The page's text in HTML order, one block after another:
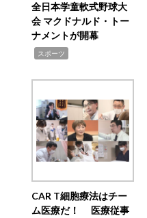
全日本学童軟式野球大
会 マクドナルド・トー
ナメントが開幕
スポーツ
CAR T細胞療法はチー
ム医療だ！ 医療従事